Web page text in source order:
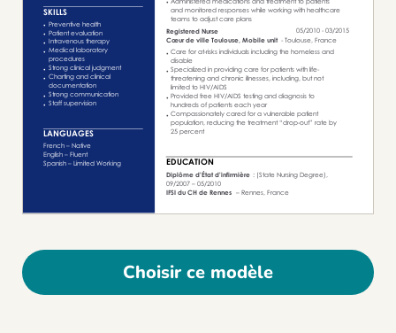
Choisir ce modèle